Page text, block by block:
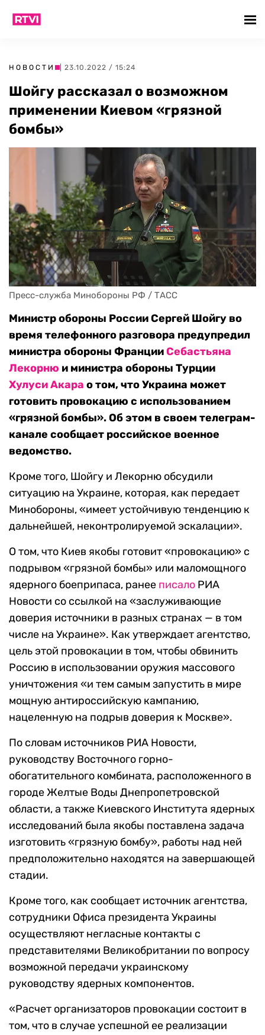
НОВОСТИ | 23.10.2022 / 15:24
Шойгу рассказал о возможном
применении Киевом «грязной
бомбы»
Пресс-служба Минобороны РФ / ТАСС
Министр обороны России Сергей Шойгу во
время телефонного разговора предупредил
министра обороны ФранцииСебастьяна
Лекорню и министра обороны Турции
Хулуси Акара о том, что Украина может
готовить провокацию с использованием
«грязной бомбы». Об этом в своем телеграм-
канале сообщает российское военное
ведомство.
Кроме того, Шойгу и Лекорню обсудили
ситуацию на Украине, которая, как передает
Минобороны, «имеет устойчивую тенденцию к
дальнейшей, неконтролируемой эскалации».
О том, что Киев якобы готовит «провокацию» с
подрывом «грязной бомбы» или маломощного
ядерного боеприпаса, ранее писало РИА
Новости со ссылкой на «заслуживающие
доверия источники в разных странах — в том
числе на Украине». Как утверждает агентство,
цель этой провокации в том, чтобы обвинить
Россию в использовании оружия массового
уничтожения «и тем самым запустить в мире
мощную антироссийскую кампанию,
нацеленную на подрыв доверия к Москве».
По словам источников РИА Новости,
руководству Восточного горно-
обогатительного комбината, расположенного в
городе Желтые Воды Днепропетровской
области, а также Киевского Института ядерных
исследований была якобы поставлена задача
изготовить «грязную бомбу», работы над ней
предположительно находятся на завершающей
стадии.
Кроме того, как сообщает источник агентства,
сотрудники Офиса президента Украины
осуществляют негласные контакты с
представителями Великобритании по вопросу
возможной передачи украинскому
руководству ядерных компонентов.
«Расчет организаторов провокации состоит в
том, что в случае успешной ее реализации